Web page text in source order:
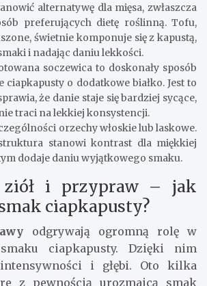
alternatywę dla mięsa, zwłaszcza
preferujących dietę roślinną. Tofu,
świetnie komponuje się z kapustą,
i nadając daniu lekkości.
soczewica to doskonały sposób
ciapkapusty o dodatkowe białko. Jest to
że danie staje się bardziej sycące,
traci na lekkiej konsystencji.
orzechy włoskie lub laskowe.
stanowi kontrast dla miękkiej
dodaje daniu wyjątkowego smaku.
i przypraw – jak
ciapkapusty?
odgrywają ogromną rolę w
ciapkapusty. Dzięki nim
i głębi. Oto kilka
z pewnością urozmaicą smak